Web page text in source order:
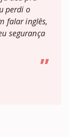
perdi o
falar inglês,
segurança
”